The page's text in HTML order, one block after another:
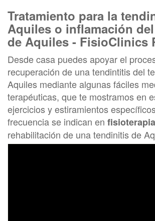
Tratamiento para la
Aquiles o inflamación
de Aquiles - FisioClinics
Desde casa puedes apoyar el
recuperación de una tendintitis del
Aquiles mediante algunas fáciles
terapéuticas, que te mostramos en
ejercicios y estiramientos
frecuencia se indican en fisioterapia
rehabilitación de una tendinitis de